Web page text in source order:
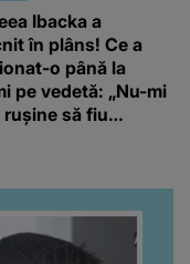
Ibacka a
în plâns! Ce a
o până la
pe vedetă: „Nu-mi
rușine să fiu